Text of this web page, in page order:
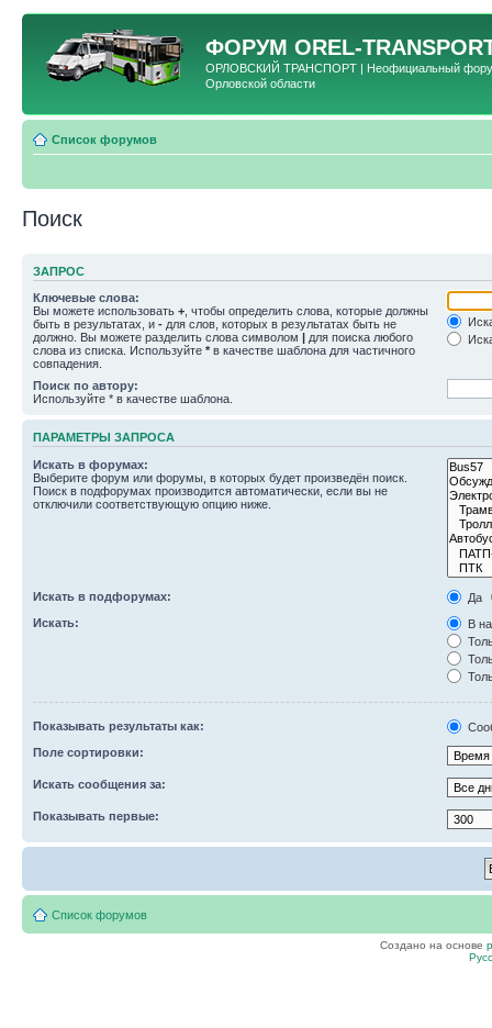
ФОРУМ OREL-
ОРЛОВСКИЙ ТРАНСПОРТ | Неофициальный форум
Орловской области
Список форумов
Поиск
ЗАПРОС
Ключевые слова:
Вы можете использовать + , чтобы определить слова, которые должны
быть в результатах, и - для слов, которых в результатах быть не
должно. Вы можете разделить слова символом | для поиска любого
слова из списка. Используйте * в качестве шаблона для частичного
совпадения.
Поиск по автору:
Используйте * в качестве шаблона.
ПАРАМЕТРЫ ЗАПРОСА
Искать в форумах:
Выберите форум или форумы, в которых будет произведён поиск.
Поиск в подфорумах производится автоматически, если вы не
отключили соответствующую опцию ниже.
Искать в подфорумах:
Да
Искать:
В
Показывать результаты как:
Поле сортировки:
Искать сообщения за:
Показывать первые:
Список форумов
Создано на основе